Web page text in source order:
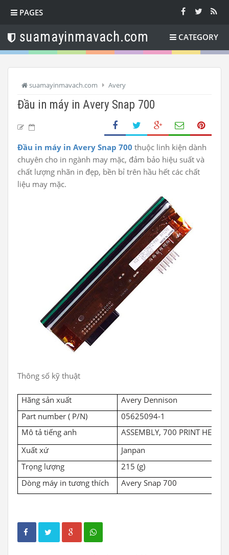
PAGES
suamayinmavach.com CATEGORY
suamayinmavach.com Avery
Đầu in máy in Avery Snap 700
Đầu in máy in Avery Snap 700 thuộc linh kiện dành
chuyên cho in ngành may mặc, đảm bảo hiệu suất và
chất lượng nhãn in đẹp, bền bỉ trên hầu hết các chất
liệu may mặc.
Thông số kỹ thuật
Hãng sản xuất
Avery Dennison
Part number ( P/N)
05625094-1
Mô tả tiếng anh
ASSEMBLY, 700 PRINT HEAD,
Xuất xứ
Janpan
Trọng lượng
215(g)
Dòng máy in tương thích
Avery Snap 700